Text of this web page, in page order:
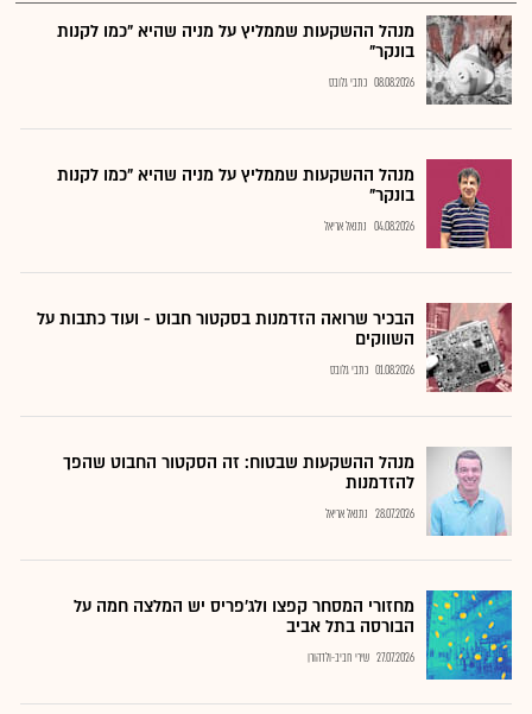
מנהל ההשקעות שממליץ על מניה שהיא "כמו לקנות
בונקר"
08.08.2026 כתבי גלובס
מנהל ההשקעות שממליץ על מניה שהיא "כמו לקנות
בונקר"
04.08.2026 נתנאל אריאל
הבכיר שרואה הזדמנות בסקטור חבוט - ועוד כתבות על
השווקים
01.08.2026 כתבי גלובס
מנהל ההשקעות שבטוח: זה הסקטור החבוט שהפך
להזדמנות
28.07.2026 נתנאל אריאל
מחזורי המסחר קפצו ולג'פריס יש המלצה חמה על
הבורסה בתל אביב
27.07.2026 שירי חביב-ולדהורן